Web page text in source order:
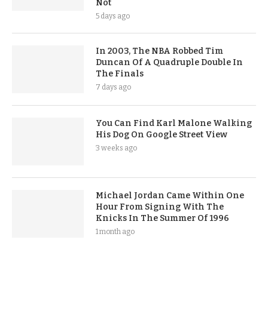
Not
5 days ago
In 2003, The NBA Robbed Tim
Duncan Of A Quadruple Double In
The Finals
7 days ago
You Can Find Karl Malone Walking
His Dog On Google Street View
3 weeks ago
Michael Jordan Came Within One
Hour From Signing With The
Knicks In The Summer Of 1996
1 month ago